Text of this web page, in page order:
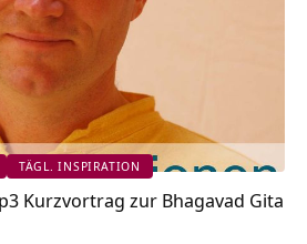
TÄGL. INSPIRATION
Kurzvortrag zur Bhagavad Gita